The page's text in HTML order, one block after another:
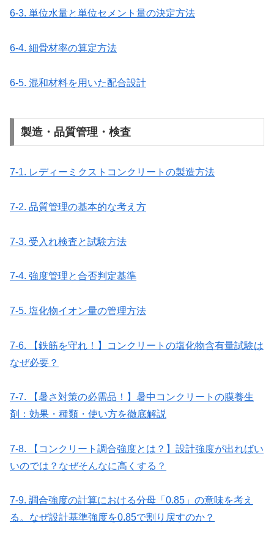
6-3. 単位水量と単位セメント量の決定方法
6-4. 細骨材率の算定方法
6-5. 混和材料を用いた配合設計
製造・品質管理・検査
7-1. レディーミクストコンクリートの製造方法
7-2. 品質管理の基本的な考え方
7-3. 受入れ検査と試験方法
7-4. 強度管理と合否判定基準
7-5. 塩化物イオン量の管理方法
7-6. 【鉄筋を守れ！】コンクリートの塩化物含有量試験は
なぜ必要？
7-7. 【暑さ対策の必需品！】暑中コンクリートの膜養生
剤：効果・種類・使い方を徹底解説
7-8. 【コンクリート調合強度とは？】設計強度が出ればい
いのでは？なぜそんなに高くする？
7-9. 調合強度の計算における分母「0.85」の意味を考え
る。なぜ設計基準強度を0.85で割り戻すのか？